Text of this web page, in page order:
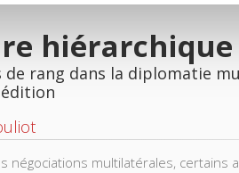
de rang dans la diplomatie
négociations multilatérales,